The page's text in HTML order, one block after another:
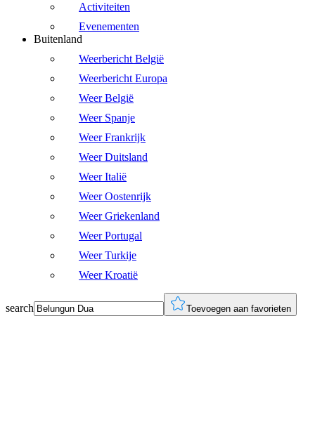
Activiteiten
Evenementen
Buitenland
Weerbericht België
Weerbericht Europa
Weer België
Weer Spanje
Weer Frankrijk
Weer Duitsland
Weer Italië
Weer Oostenrijk
Weer Griekenland
Weer Portugal
Weer Turkije
Weer Kroatië
search Toevoegen aan favorieten